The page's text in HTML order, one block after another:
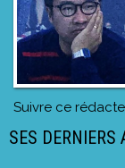
Suivre ce
SES DERNIERS